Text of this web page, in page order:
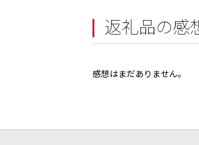
返礼品の感
感想はまだありません。